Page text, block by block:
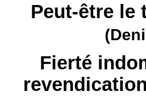
Peut-être le
Fierté